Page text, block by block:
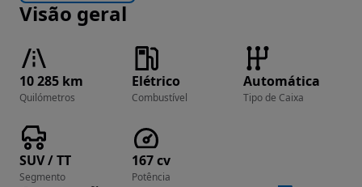
Visão geral
10 285 km
Quilómetros
Elétrico
Combustível
Automática
Tipo de Caixa
SUV / TT
Segmento
167 cv
Potência